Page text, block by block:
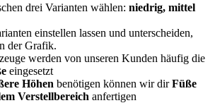
drei Varianten wählen: niedrig, mittel
einstellen lassen und unterscheiden,
der Grafik.
werden von unseren Kunden häufig die
eingesetzt
Höhen benötigen können wir dirFüße
Verstellbereich anfertigen